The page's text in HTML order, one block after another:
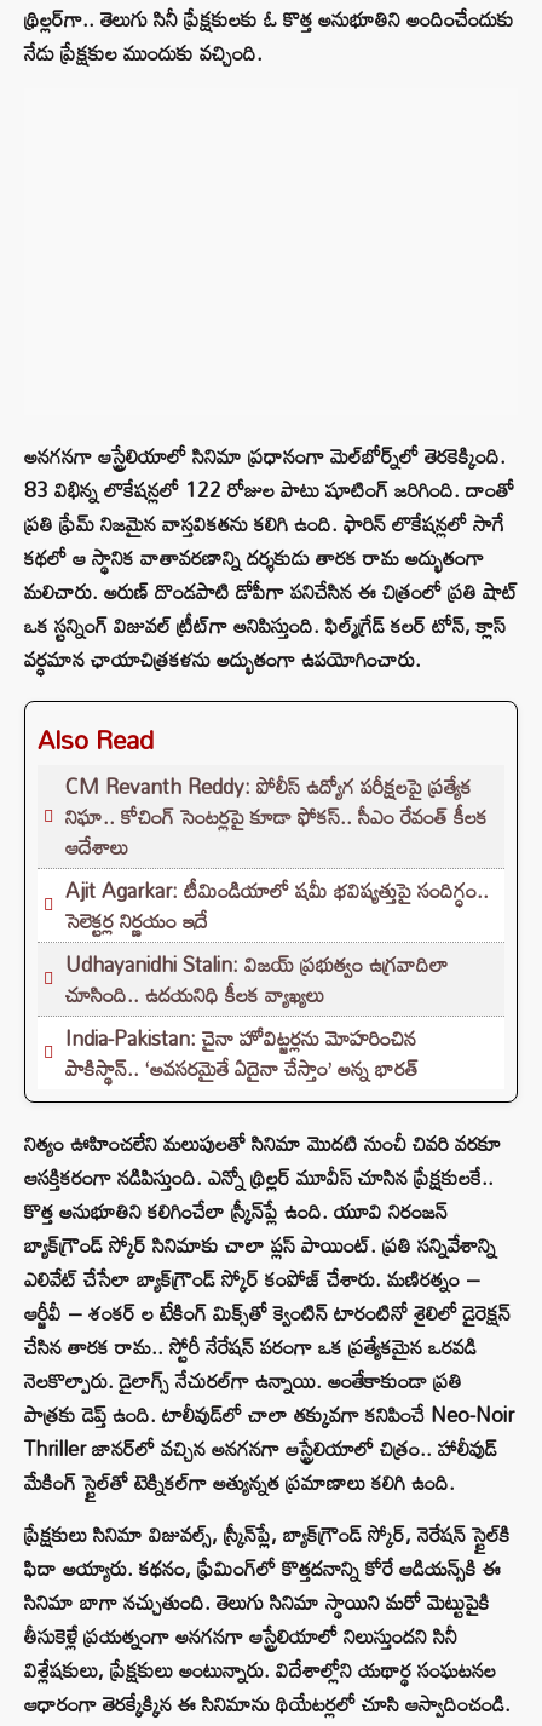
థ్రిల్లర్‌గా.. తెలుగు సినీ ప్రేక్షకులకు ఓ కొత్త అనుభూతిని అందించేందుకు
నేడు ప్రేక్షకుల ముందుకు వచ్చింది.
అనగనగా ఆస్ట్రేలియాలో సినిమా ప్రధానంగా మెల్‌బోర్న్‌లో తెరకెక్కింది.
83 విభిన్న లొకేషన్లలో 122 రోజుల పాటు షూటింగ్ జరిగింది. దాంతో
ప్రతి ఫ్రేమ్ నిజమైన వాస్తవికతను కలిగి ఉంది. ఫారిన్ లొకేషన్లలో సాగే
కథలో ఆ స్థానిక వాతావరణాన్ని దర్శకుడు తారక రామ అద్భుతంగా
మలిచారు. అరుణ్ దొండపాటి డోపీగా పనిచేసిన ఈ చిత్రంలో ప్రతి షాట్
ఒక స్టన్నింగ్ విజువల్ ట్రీట్‌గా అనిపిస్తుంది. ఫిల్మ్‌గ్రేడ్ కలర్ టోన్, క్లాస్‌
వర్ధమాన ఛాయాచిత్రకళను అద్భుతంగా ఉపయోగించారు.
Also Read
CM Revanth Reddy: పోలీస్ ఉద్యోగ పరీక్షలపై ప్రత్యేక
నిఘా.. కోచింగ్ సెంటర్లపై కూడా ఫోకస్.. సీఎం రేవంత్ కీలక
ఆదేశాలు
Ajit Agarkar: టీమిండియాలో షమీ భవిష్యత్తుపై సందిగ్ధం..
సెలెక్టర్ల నిర్ణయం ఇదే
Udhayanidhi Stalin: విజయ్ ప్రభుత్వం ఉగ్రవాదిలా
చూసింది.. ఉదయనిధి కీలక వ్యాఖ్యలు
India-Pakistan: చైనా హోవిట్జర్లను మోహరించిన
పాకిస్థాన్.. ‘అవసరమైతే ఏదైనా చేస్తాం’ అన్న భారత్
నిత్యం ఊహించలేని మలుపులతో సినిమా మొదటి నుంచీ చివరి వరకూ
ఆసక్తికరంగా నడిపిస్తుంది. ఎన్నో థ్రిల్లర్ మూవీస్ చూసిన ప్రేక్షకులకే..
కొత్త అనుభూతిని కలిగించేలా స్క్రీన్‌ప్లే ఉంది. యూవి నిరంజన్
బ్యాక్‌గ్రౌండ్ స్కోర్ సినిమాకు చాలా ప్లస్ పాయింట్. ప్రతి సన్నివేశాన్ని
ఎలివేట్ చేసేలా బ్యాక్‌గ్రౌండ్ స్కోర్ కంపోజ్ చేశారు. మణిరత్నం –
ఆర్జీవీ – శంకర్ ల టేకింగ్ మిక్స్‌తో క్వెంటిన్ టారంటినో శైలిలో డైరెక్షన్
చేసిన తారక రామ.. స్టోరీ నేరేషన్ పరంగా ఒక ప్రత్యేకమైన ఒరవడి
నెలకొల్పారు. డైలాగ్స్ నేచురల్‌గా ఉన్నాయి. అంతేకాకుండా ప్రతి
పాత్రకు డెప్త్ ఉంది. టాలీవుడ్‌లో చాలా తక్కువగా కనిపించే Neo-Noir
Thriller జానర్‌లో వచ్చిన అనగనగా ఆస్ట్రేలియాలో చిత్రం.. హాలీవుడ్
మేకింగ్‌ స్టైల్‌తో టెక్నికల్‌గా అత్యున్నత ప్రమాణాలు కలిగి ఉంది.
ప్రేక్షకులు సినిమా విజువల్స్, స్క్రీన్‌ప్లే, బ్యాక్‌గ్రౌండ్ స్కోర్, నెరేషన్‌ స్టైల్‌కి
ఫిదా అయ్యారు. కథనం, ఫ్రేమింగ్‌లో కొత్తదనాన్ని కోరే ఆడియన్స్‌కి ఈ
సినిమా బాగా నచ్చుతుంది. తెలుగు సినిమా స్థాయిని మరో మెట్టుపైకి
తీసుకెళ్లే ప్రయత్నంగా అనగనగా ఆస్ట్రేలియాలో నిలుస్తుందని సినీ
విశ్లేషకులు, ప్రేక్షకులు అంటున్నారు. విదేశాల్లోని యథార్థ సంఘటనల
ఆధారంగా తెరక్కేక్కిన ఈ సినిమాను థియేటర్లలో చూసి ఆస్వాదించండి.